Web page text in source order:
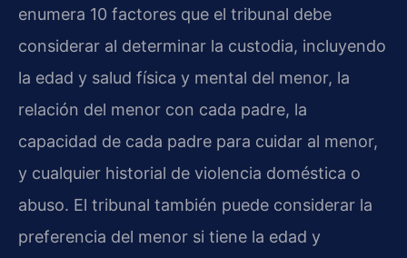
enumera 10 factores que el tribunal debe
considerar al determinar la custodia, incluyendo
la edad y salud física y mental del menor, la
relación del menor con cada padre, la
capacidad de cada padre para cuidar al menor,
y cualquier historial de violencia doméstica o
abuso. El tribunal también puede considerar la
preferencia del menor si tiene la edad y